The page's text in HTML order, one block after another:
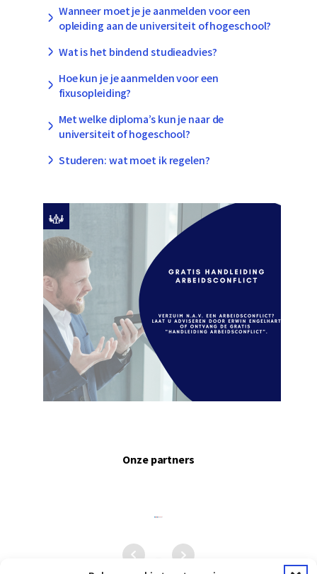
Wanneer moet je je aanmelden voor een
opleiding aan de universiteit of hogeschool?
Wat is het bindend studieadvies?
Hoe kun je je aanmelden voor een
fixusopleiding?
Met welke diploma’s kun je naar de
universiteit of hogeschool?
Studeren: wat moet ik regelen?
Onze partners